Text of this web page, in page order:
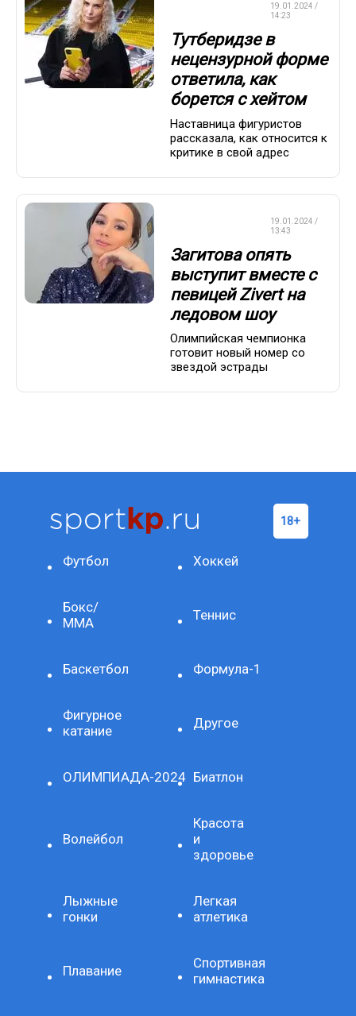
19.01.2024 /
14:23
Тутберидзе в
нецензурной форме
ответила, как
борется с хейтом
Наставница фигуристов
рассказала, как относится к
критике в свой адрес
19.01.2024 /
13:43
Загитова опять
выступит вместе с
певицей Zivert на
ледовом шоу
Олимпийская чемпионка
готовит новый номер со
звездой эстрады
Футбол Хоккей
Бокс/
ММА
Теннис
Баскетбол Формула-1
Фигурное
катание
Другое
ОЛИМПИАДА-2024 Биатлон
Волейбол
Красота
и
здоровье
Лыжные
гонки
Легкая
атлетика
Плавание
Спортивная
гимнастика